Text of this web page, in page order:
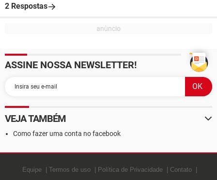
2 Respostas
ASSINE NOSSA NEWSLETTER!
VEJA TAMBÉM
Como fazer uma conta no facebook
Equipe Termos de uso Política de Privacidade
Contato